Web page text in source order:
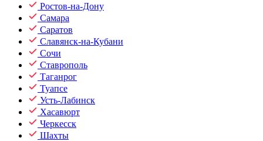
Ростов-на-Дону
Самара
Саратов
Славянск-на-Кубани
Сочи
Ставрополь
Таганрог
Туапсе
Усть-Лабинск
Хасавюрт
Черкесск
Шахты